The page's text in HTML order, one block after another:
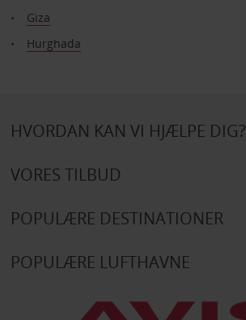
Giza
Hurghada
HVORDAN KAN VI HJÆLPE DIG?
VORES TILBUD
POPULÆRE DESTINATIONER
POPULÆRE LUFTHAVNE